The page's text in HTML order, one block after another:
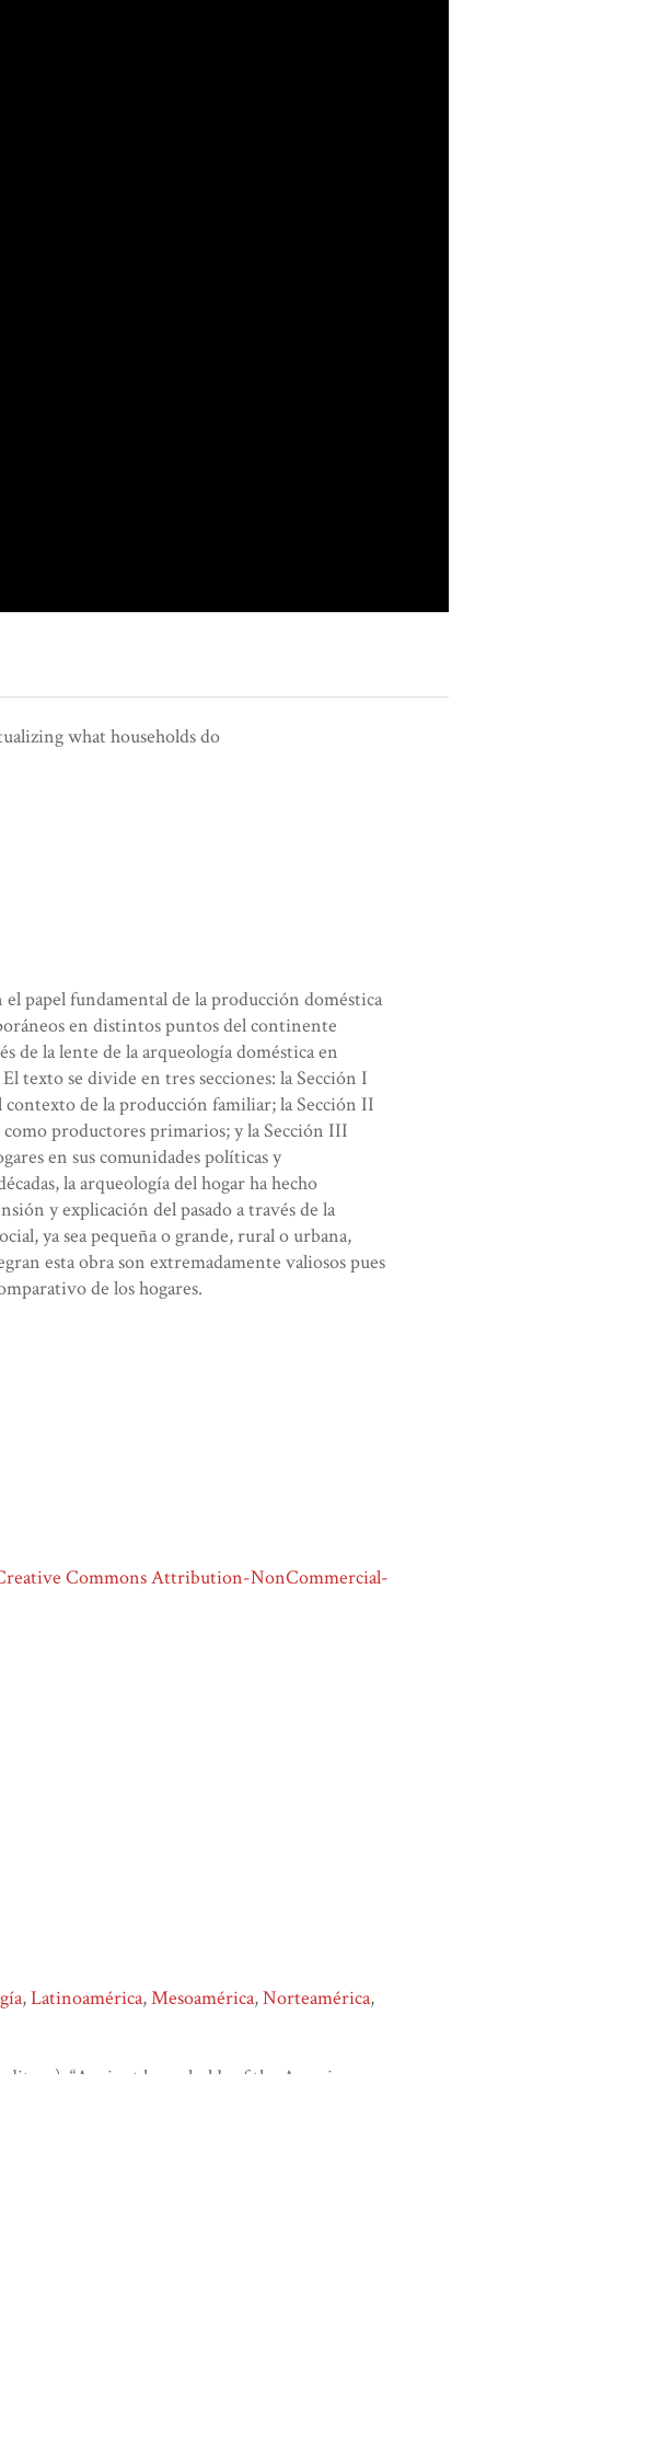
what households do
papel fundamental de la producción doméstica
en distintos puntos del continente
de la lente de la arqueología doméstica en
texto se divide en tres secciones: la Sección I
contexto de la producción familiar; la Sección II
como productores primarios; y la Sección III
en sus comunidades políticas y
la arqueología del hogar ha hecho
y explicación del pasado a través de la
ya sea pequeña o grande, rural o urbana,
esta obra son extremadamente valiosos pues
de los hogares.
Commons Attribution-NonCommercial-
,Latinoamérica,Mesoamérica,Norteamérica,
“Ancient households of the Americas: